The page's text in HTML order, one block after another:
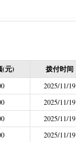
按季度公开））
学生免学费补助
政局）
(元) 拨付时间
2025/11/19
2025/11/19
2025/11/19
2025/11/19